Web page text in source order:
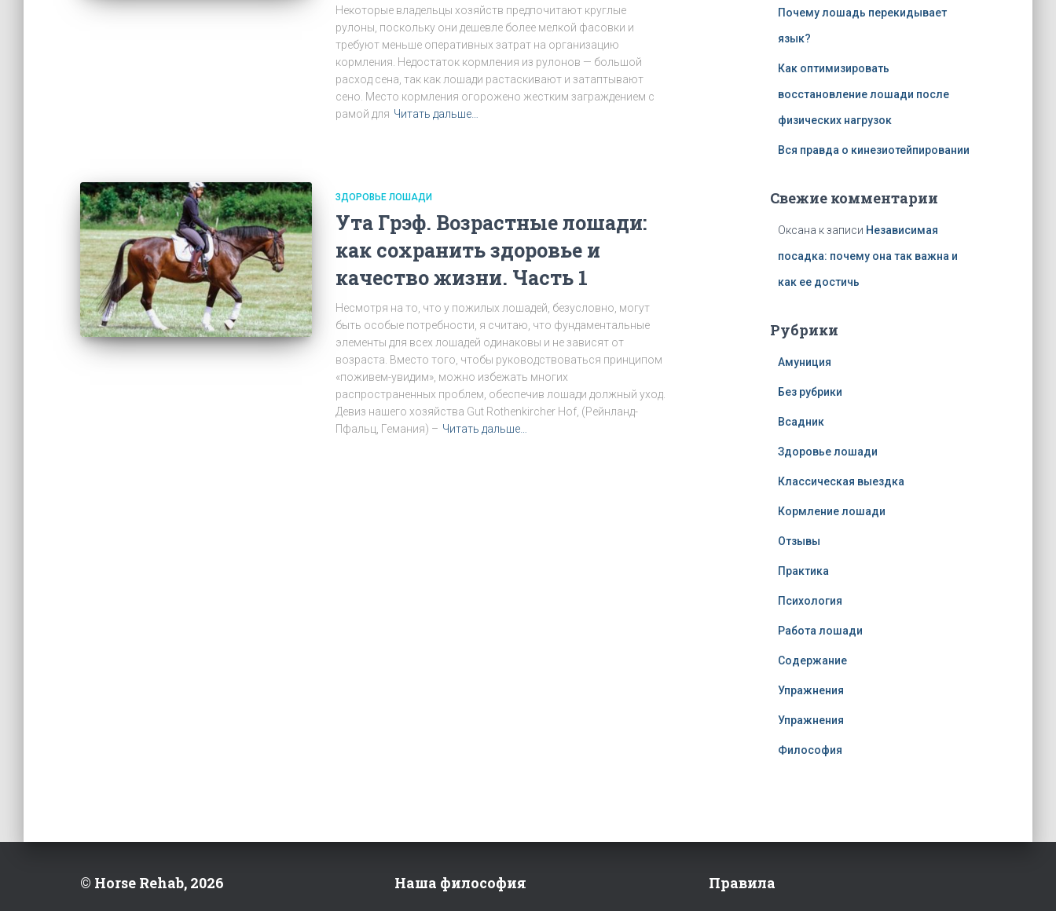
Некоторые владельцы хозяйств предпочитают круглые
рулоны, поскольку они дешевле более мелкой фасовки и
требуют меньше оперативных затрат на организацию
кормления. Недостаток кормления из рулонов — большой
расход сена, так как лошади растаскивают и затаптывают
сено. Место кормления огорожено жестким заграждением с
рамой для Читать дальше…
ЗДОРОВЬЕ ЛОШАДИ
Ута Грэф. Возрастные лошади:
как сохранить здоровье и
качество жизни. Часть 1
Несмотря на то, что у пожилых лошадей, безусловно, могут
быть особые потребности, я считаю, что фундаментальные
элементы для всех лошадей одинаковы и не зависят от
возраста. Вместо того, чтобы руководствоваться принципом
«поживем-увидим», можно избежать многих
распространенных проблем, обеспечив лошади должный уход.
Девиз нашего хозяйства Gut Rothenkircher Hof, (Рейнланд-
Пфальц, Гемания) – Читать дальше…
Почему лошадь перекидывает
язык?
Как оптимизировать
восстановление лошади после
физических нагрузок
Вся правда о кинезиотейпировании
Свежие комментарии
Оксана к записи Независимая
посадка: почему она так важна и
как ее достичь
Рубрики
Амуниция
Без рубрики
Всадник
Здоровье лошади
Классическая выездка
Кормление лошади
Отзывы
Практика
Психология
Работа лошади
Содержание
Упражнения
Упражнения
Философия
© Horse Rehab, 2026 Наша философия Правила